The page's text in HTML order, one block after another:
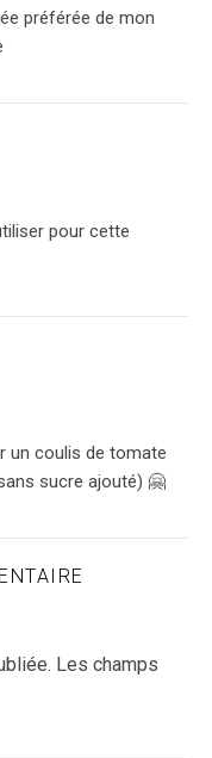
préférée de mon
pour cette
un coulis de tomate
sucre ajouté) 🤗
Les champs